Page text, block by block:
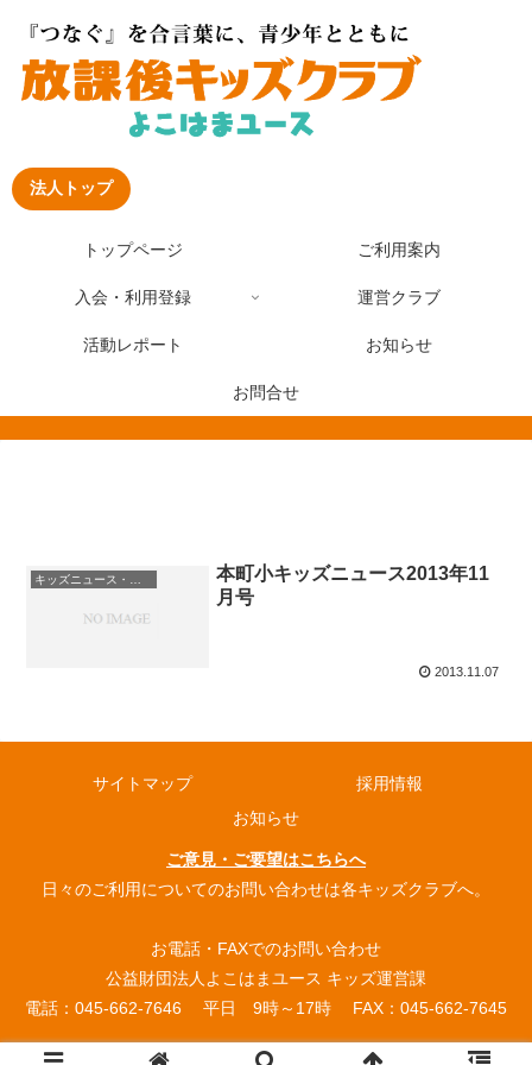
法人トップ
トップページ ご利用案内
入会・利用登録 運営クラブ
活動レポート お知らせ
お問合せ
キッズニュース・お知らせ
本町小キッズニュース2013年11
月号
2013.11.07
サイトマップ
採用情報
お知らせ
ご意見・ご要望はこちらへ
日々のご利用についてのお問い合わせは各キッズクラブへ。
お電話・FAXでのお問い合わせ
公益財団法人よこはまユース キッズ運営課
電話：045-662-7646 平日 9時～17時 FAX：045-662-7645